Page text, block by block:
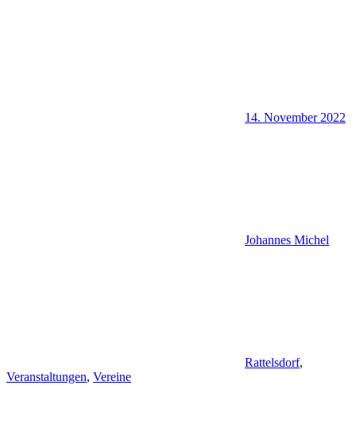
14. November 2022
Johannes Michel
Rattelsdorf,
Veranstaltungen, Vereine